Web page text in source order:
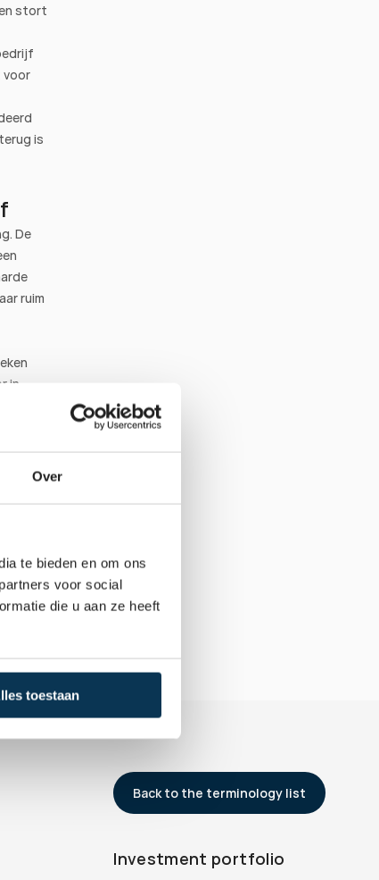
Over
te bieden en om ons
voor social
die u aan ze heeft
toestaan
stort
voor
is
De
ruim
in
Back to the terminology list
Investment portfolio